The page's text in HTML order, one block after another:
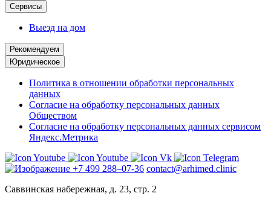
Сервисы
Выезд на дом
Рекомендуем
Юридическое
Политика в отношении обработки персональных
данных
Согласие на обработку персональных данных
Обществом
Согласие на обработку персональных данных сервисом
Яндекс.Метрика
+7 499 288–07-36 contact@arhimed.clinic
Саввинская набережная, д. 23, стр. 2